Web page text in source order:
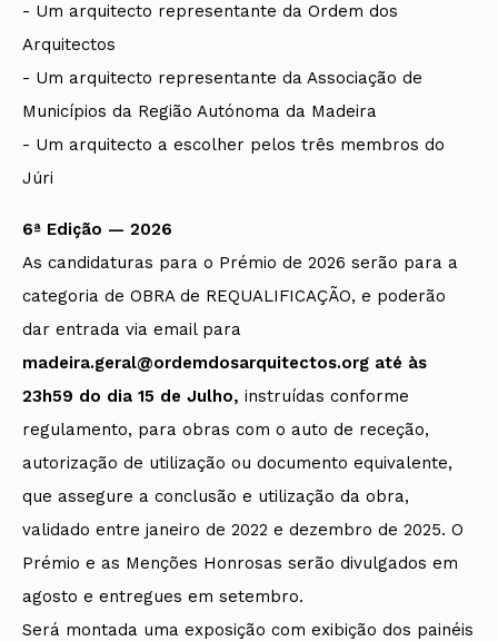
- Um arquitecto representante da Ordem dos
Arquitectos
- Um arquitecto representante da Associação de
Municípios da Região Autónoma da Madeira
- Um arquitecto a escolher pelos três membros do
Júri
6ª Edição — 2026
As candidaturas para o Prémio de 2026 serão para a
categoria de OBRA de REQUALIFICAÇÃO, e poderão
dar entrada via email para
madeira.geral@ordemdosarquitectos.org até às
23h59 do dia 15 de Julho, instruídas conforme
regulamento, para obras com o auto de receção,
autorização de utilização ou documento equivalente,
que assegure a conclusão e utilização da obra,
validado entre janeiro de 2022 e dezembro de 2025. O
Prémio e as Menções Honrosas serão divulgados em
agosto e entregues em setembro.
Será montada uma exposição com exibição dos painéis